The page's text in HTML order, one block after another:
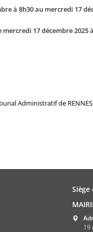
à 8h30 au mercredi 17
17 décembre 2025
Administratif de RENNES
19